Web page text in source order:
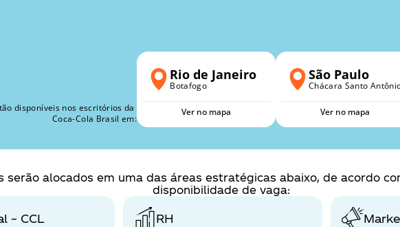
disponíveis nos escritórios da
Coca-Cola Brasil em:
Rio de Janeiro
Botafogo
Ver no mapa
São Paulo
Chácara Santo
Ver no mapa
serão alocados em uma das áreas estratégicas abaixo, de acordo
disponibilidade de vaga:
– CCL RH